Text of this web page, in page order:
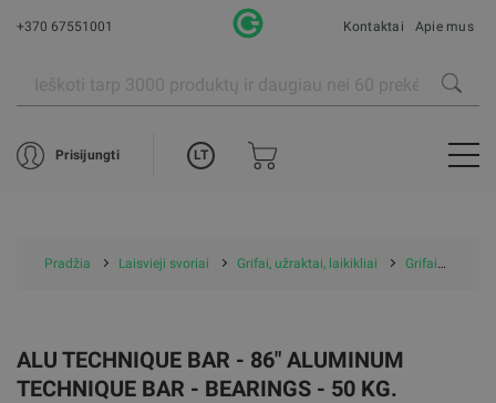
+370 67551001 Kontaktai Apie mus
Prisijungti LT
Pradžia Laisvieji svoriai Grifai, užraktai, laikikliai Grifai
ALU TECHNIQUE BAR - 86" ALUMINUM
TECHNIQUE BAR - BEARINGS - 50 KG.